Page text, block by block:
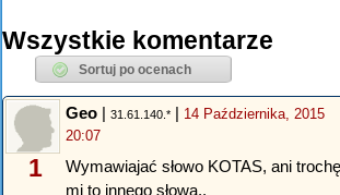
Wszystkie komentarze
1
Geo | 31.61.140.* | 14 Października, 2015
20:07
Wymawiajać słowo KOTAS, ani
mi to innego słowa..